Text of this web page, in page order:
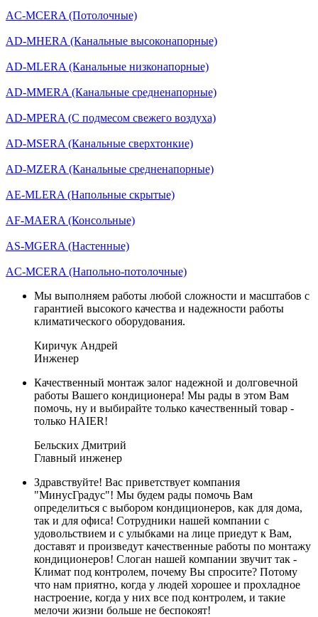
AС-MСERA (Потолочные)
AD-MHERA (Канальные высоконапорные)
AD-MLERA (Канальные низконапорные)
AD-MMERA (Канальные средненапорные)
AD-MPERA (С подмесом свежего воздуха)
AD-MSERA (Канальные сверхтонкие)
AD-MZERA (Канальные средненапорные)
AE-MLERA (Напольные скрытые)
AF-MAERA (Консольные)
AS-MGERA (Настенные)
AС-MСERA (Напольно-потолочные)
Мы выполняем работы любой сложности и масштабов с
гарантией высокого качества и надежности работы
климатического оборудования.
Киричук Андрей
Инженер
Качественный монтаж залог надежной и долговечной
работы Вашего кондиционера! Мы рады в этом Вам
помочь, ну и выбирайте только качественный товар -
только HAIER!
Бельских Дмитрий
Главный инженер
Здравствуйте! Вас приветствует компания
"МинусГрадус"! Мы будем рады помочь Вам
определиться с выбором кондиционеров, как для дома,
так и для офиса! Сотрудники нашей компании с
удовольствием и с улыбками на лице приедут к Вам,
доставят и произведут качественные работы по монтажу
кондиционеров! Слоган нашей компании звучит так -
Климат под контролем, почему Вы спросите? Потому
что нам приятно, когда у людей хорошее и прохладное
настроение, когда у них все под контролем, и такие
мелочи жизни больше не беспокоят!